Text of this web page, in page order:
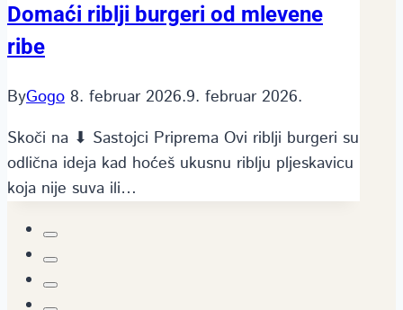
Domaći riblji burgeri od mlevene
ribe
ByGogo 8. februar 2026.9. februar 2026.
Skoči na ⬇ Sastojci Priprema Ovi riblji burgeri su
odlična ideja kad hoćeš ukusnu riblju pljeskavicu
koja nije suva ili…